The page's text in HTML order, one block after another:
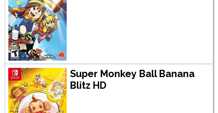
Super Monkey Ball Banana
Blitz HD